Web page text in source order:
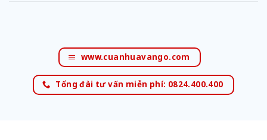
www.cuanhuavango.com
Tổng đài tư vấn miễn phí: 0824.400.400